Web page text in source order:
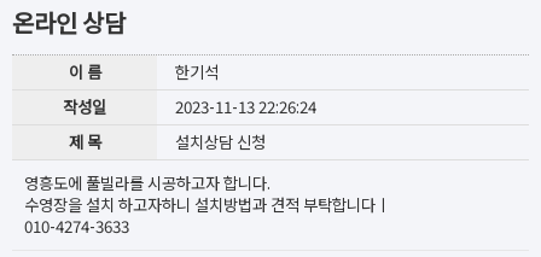
온라인 상담
이 름
한기석
작성일
2023-11-13 22:26:24
제 목
설치상담 신청
영흥도에 풀빌라를 시공하고자 합니다.
수영장을 설치 하고자하니 설치방법과 견적 부탁합니다ㅣ
010-4274-3633